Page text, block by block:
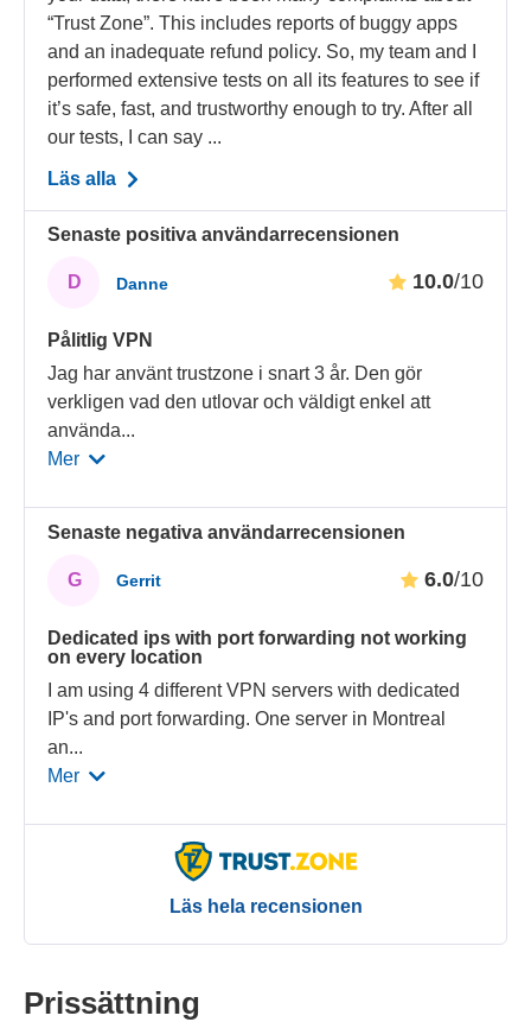
“Trust Zone”. This includes reports of buggy apps
and an inadequate refund policy. So, my team and I
performed extensive tests on all its features to see if
it’s safe, fast, and trustworthy enough to try. After all
our tests, I can say ...
Läs alla
Senaste positiva användarrecensionen
D Danne 10.0/10
Pålitlig VPN
Jag har använt trustzone i snart 3 år. Den gör
verkligen vad den utlovar och väldigt enkel att
använda...
Mer
Senaste negativa användarrecensionen
G Gerrit 6.0/10
Dedicated ips with port forwarding not working
on every location
I am using 4 different VPN servers with dedicated
IP's and port forwarding. One server in Montreal
an...
Mer
Läs hela recensionen
Prissättning